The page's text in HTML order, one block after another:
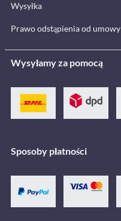
Wysyłka
Prawo odstąpienia od umowy
Wysyłamy za pomocą
Sposoby płatności